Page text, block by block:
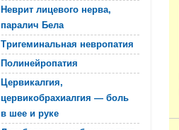
Неврит лицевого нерва,
паралич Бела
Тригеминальная невропатия
Полинейропатия
Цервикалгия,
цервикобрахиалгия — боль
в шее и руке